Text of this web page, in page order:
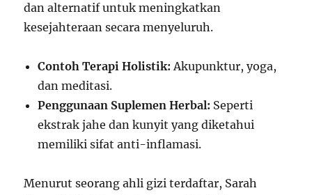
dan alternatif untuk meningkatkan
kesejahteraan secara menyeluruh.
Contoh Terapi Holistik: Akupunktur, yoga,
dan meditasi.
Penggunaan Suplemen Herbal: Seperti
ekstrak jahe dan kunyit yang diketahui
memiliki sifat anti-inflamasi.
Menurut seorang ahli gizi terdaftar, Sarah